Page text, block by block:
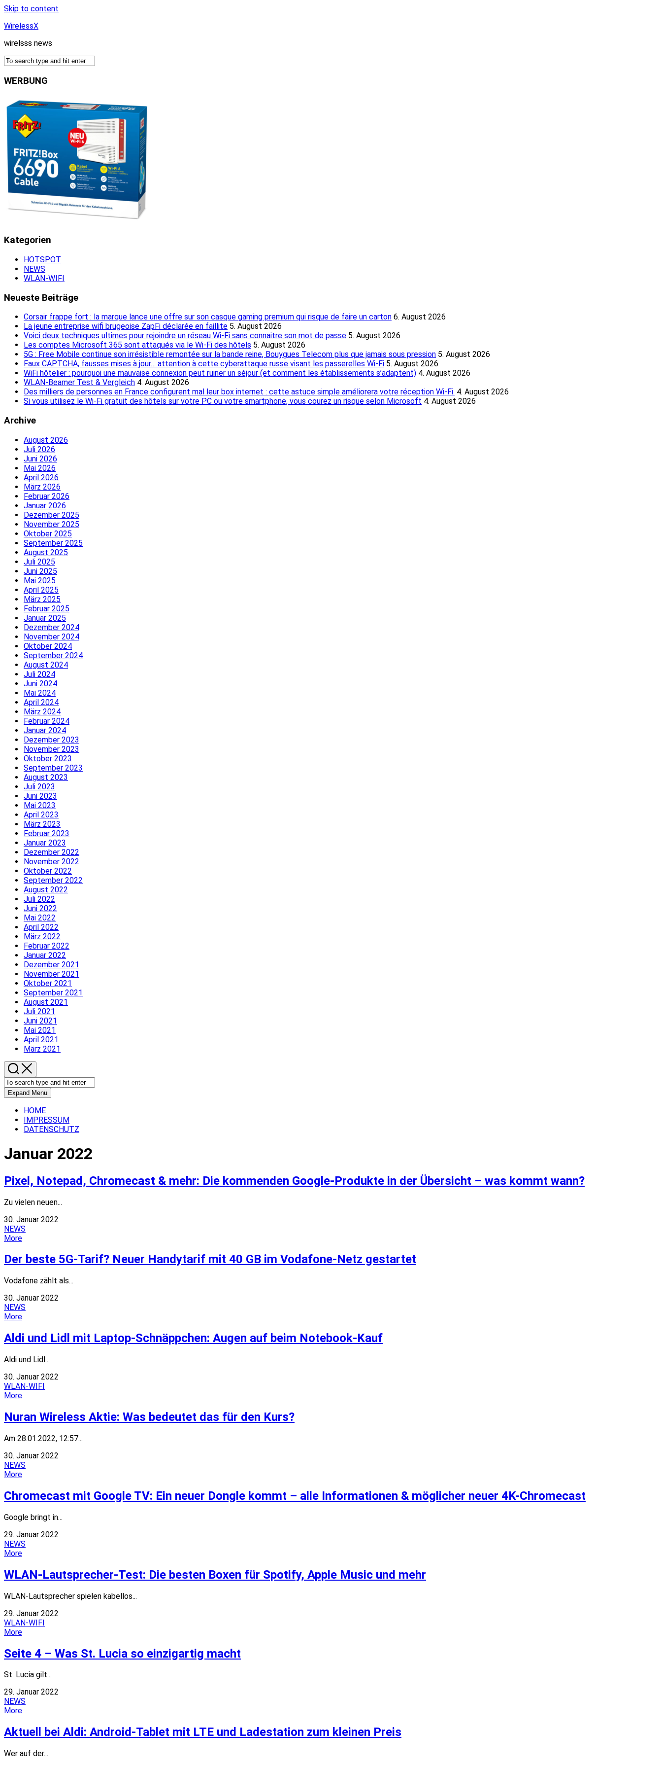
Skip to content
WirelessX
wirelsss news
WERBUNG
Kategorien
HOTSPOT
NEWS
WLAN-WIFI
Neueste Beiträge
Corsair frappe fort : la marque lance une offre sur son casque gaming premium qui risque de faire un carton 6. August 2026
La jeune entreprise wifi brugeoise ZapFi déclarée en faillite 5. August 2026
Voici deux techniques ultimes pour rejoindre un réseau Wi-Fi sans connaitre son mot de passe 5. August 2026
Les comptes Microsoft 365 sont attaqués via le Wi-Fi des hôtels 5. August 2026
5G : Free Mobile continue son irrésistible remontée sur la bande reine, Bouygues Telecom plus que jamais sous pression 5. August 2026
Faux CAPTCHA, fausses mises à jour… attention à cette cyberattaque russe visant les passerelles Wi-Fi 5. August 2026
WiFi hôtelier : pourquoi une mauvaise connexion peut ruiner un séjour (et comment les établissements s’adaptent) 4. August 2026
WLAN-Beamer Test & Vergleich 4. August 2026
Des milliers de personnes en France configurent mal leur box internet : cette astuce simple améliorera votre réception Wi-Fi. 4. August 2026
Si vous utilisez le Wi-Fi gratuit des hôtels sur votre PC ou votre smartphone, vous courez un risque selon Microsoft 4. August 2026
Archive
August 2026
Juli 2026
Juni 2026
Mai 2026
April 2026
März 2026
Februar 2026
Januar 2026
Dezember 2025
November 2025
Oktober 2025
September 2025
August 2025
Juli 2025
Juni 2025
Mai 2025
April 2025
März 2025
Februar 2025
Januar 2025
Dezember 2024
November 2024
Oktober 2024
September 2024
August 2024
Juli 2024
Juni 2024
Mai 2024
April 2024
März 2024
Februar 2024
Januar 2024
Dezember 2023
November 2023
Oktober 2023
September 2023
August 2023
Juli 2023
Juni 2023
Mai 2023
April 2023
März 2023
Februar 2023
Januar 2023
Dezember 2022
November 2022
Oktober 2022
September 2022
August 2022
Juli 2022
Juni 2022
Mai 2022
April 2022
März 2022
Februar 2022
Januar 2022
Dezember 2021
November 2021
Oktober 2021
September 2021
August 2021
Juli 2021
Juni 2021
Mai 2021
April 2021
März 2021
Expand Menu
HOME
IMPRESSUM
DATENSCHUTZ
Januar 2022
Pixel, Notepad, Chromecast & mehr: Die kommenden Google-Produkte in der Übersicht – was kommt wann?
Zu vielen neuen...
30. Januar 2022
NEWS
More
Der beste 5G-Tarif? Neuer Handytarif mit 40 GB im Vodafone-Netz gestartet
Vodafone zählt als...
30. Januar 2022
NEWS
More
Aldi und Lidl mit Laptop-Schnäppchen: Augen auf beim Notebook-Kauf
Aldi und Lidl...
30. Januar 2022
WLAN-WIFI
More
Nuran Wireless Aktie: Was bedeutet das für den Kurs?
Am 28.01.2022, 12:57...
30. Januar 2022
NEWS
More
Chromecast mit Google TV: Ein neuer Dongle kommt – alle Informationen & möglicher neuer 4K-Chromecast
Google bringt in...
29. Januar 2022
NEWS
More
WLAN-Lautsprecher-Test: Die besten Boxen für Spotify, Apple Music und mehr
WLAN-Lautsprecher spielen kabellos...
29. Januar 2022
WLAN-WIFI
More
Seite 4 – Was St. Lucia so einzigartig macht
St. Lucia gilt...
29. Januar 2022
NEWS
More
Aktuell bei Aldi: Android-Tablet mit LTE und Ladestation zum kleinen Preis
Wer auf der...